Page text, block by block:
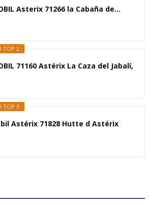
Asterix 71266 la Cabaña de...
TOP 2
71160 Astérix La Caza del Jabalí,
TOP 3
Astérix 71828 Hutte d Astérix